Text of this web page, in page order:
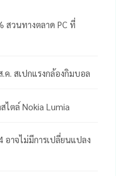
สวนทางตลาด PC ที่
ค. สเปกแรงกล้องกิมบอล
ไตล์ Nokia Lumia
อาจไม่มีการเปลี่ยนแปลง